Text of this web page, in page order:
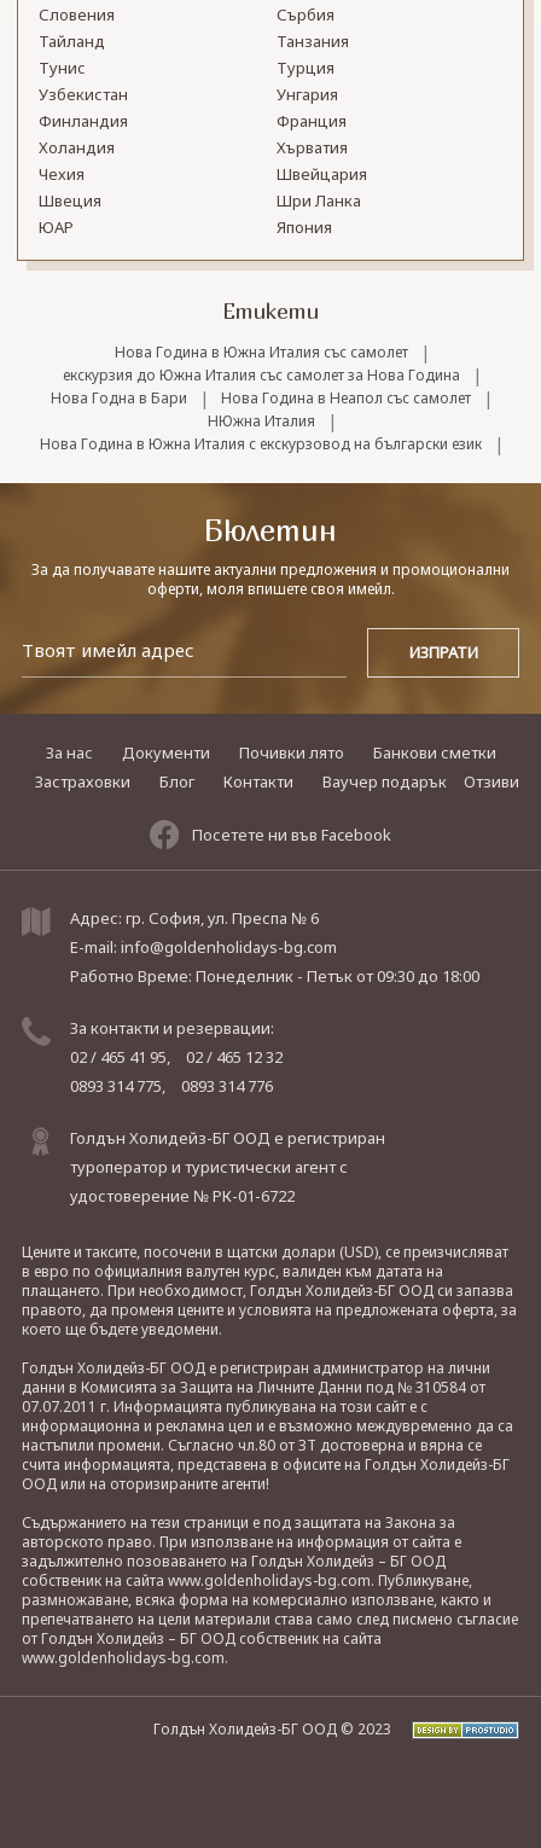
Словения
Сърбия
Тайланд
Танзания
Тунис
Турция
Узбекистан
Унгария
Финландия
Франция
Холандия
Хърватия
Чехия
Швейцария
Швеция
Шри Ланка
ЮАР
Япония
Етикети
Нова Година в Южна Италия със самолет |
екскурзия до Южна Италия със самолет за Нова Година |
Нова Годна в Бари | Нова Година в Неапол със самолет |
НЮжна Италия |
Нова Година в Южна Италия с екскурзовод на български език |
Бюлетин
За да получавате нашите актуални предложения и промоционални
оферти, моля впишете своя имейл.
За нас Документи Почивки лято
Банкови сметки
Застраховки
Блог Контакти Ваучер подарък Отзиви
Посетете ни във Facebook
Адрес: гр. София, ул. Преспа № 6
E-mail: info@goldenholidays-bg.com
Работно Време: Понеделник - Петъкот 09:30 до 18:00
За контакти и резервации:
02 / 465 41 95,
02 / 465 12 32
0893 314 775,
0893 314 776
Голдън Холидейз-БГ ООД е регистриран
туроператор и туристически агент с
удостоверение № РК-01-6722
Цените и таксите, посочени в щатски долари (USD), се преизчисляват
в евро по официалния валутен курс, валиден към датата на
плащането. При необходимост, Голдън Холидейз-БГ ООД си запазва
правото, да променя цените и условията на предложената оферта, за
което ще бъдете уведомени.
Голдън Холидейз-БГ ООД е регистриран администратор на лични
данни в Комисията за Защита на Личните Данни под № 310584 от
07.07.2011 г. Информацията публикувана на този сайт е с
информационна и рекламна цел и е възможно междувременно да са
настъпили промени. Съгласно чл.80 от ЗТ достоверна и вярна се
счита информацията, представена в офисите на Голдън Холидейз-БГ
ООД или на оторизираните агенти!
Съдържанието на тези страници е под защитата на Закона за
авторското право. При използване на информация от сайта е
задължително позоваването на Голдън Холидейз – БГ ООД
собственик на сайта www.goldenholidays-bg.com. Публикуване,
размножаване, всяка форма на комерсиално използване, както и
препечатването на цели материали става само след писмено съгласие
от Голдън Холидейз – БГ ООД собственик на сайта
www.goldenholidays-bg.com.
Голдън Холидейз-БГ ООД © 2023